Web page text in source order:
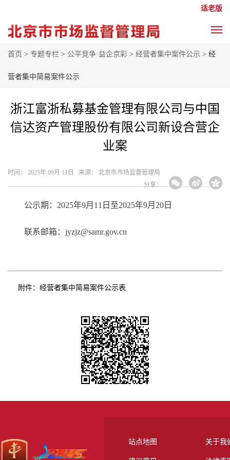
适老版
首页 > 专题专栏 > 公平竞争·益企京彩 > 经营者集中案件公示 > 经
营者集中简易案件公示
浙江富浙私募基金管理有限公司与中国
信达资产管理股份有限公司新设合营企
业案
时间： 2025年 09月 11日 来源： 北京市市场监督管理局
分享：
公示期：2025年9月11日至2025年9月20日
联系邮箱：jyzjz@samr.gov.cn
附件： 经营者集中简易案件公示表
站点地图 关于我